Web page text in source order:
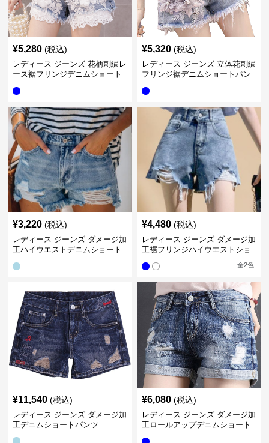
¥5,280 (税込)
レディース ジーンズ 花柄刺繍レ
ース裾フリンジデニムショート
¥5,320 (税込)
レディース ジーンズ 立体花刺繍
フリンジ裾デニムショートパン
¥3,220 (税込)
レディース ジーンズ ダメージ加
工ハイウエストデニムショート
¥4,480 (税込)
レディース ジーンズ ダメージ加
工裾フリンジハイウエストショ
全2色
¥11,540 (税込)
レディース ジーンズ ダメージ加
工デニムショートパンツ
¥6,080 (税込)
レディース ジーンズ ダメージ加
工ロールアップデニムショート